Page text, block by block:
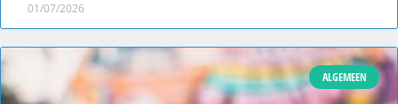
01/07/2026
ALGEMEEN